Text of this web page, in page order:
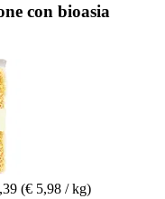
con bioasia
(€ 5,98 / kg)